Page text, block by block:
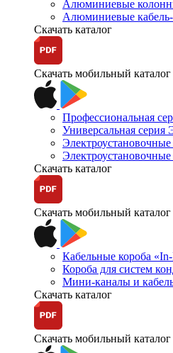
Алюминиевые
Алюминиевые
Скачать каталог
Скачать мобильный каталог
Профессиональная
Универсальная
Скачать каталог
Скачать мобильный каталог
Кабельные короба
Короба для систем
Мини-каналы и
Скачать каталог
Скачать мобильный каталог